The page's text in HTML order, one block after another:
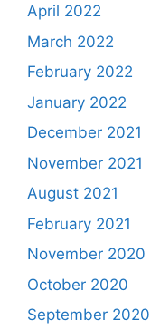
April 2022
March 2022
February 2022
January 2022
December 2021
November 2021
August 2021
February 2021
November 2020
October 2020
September 2020